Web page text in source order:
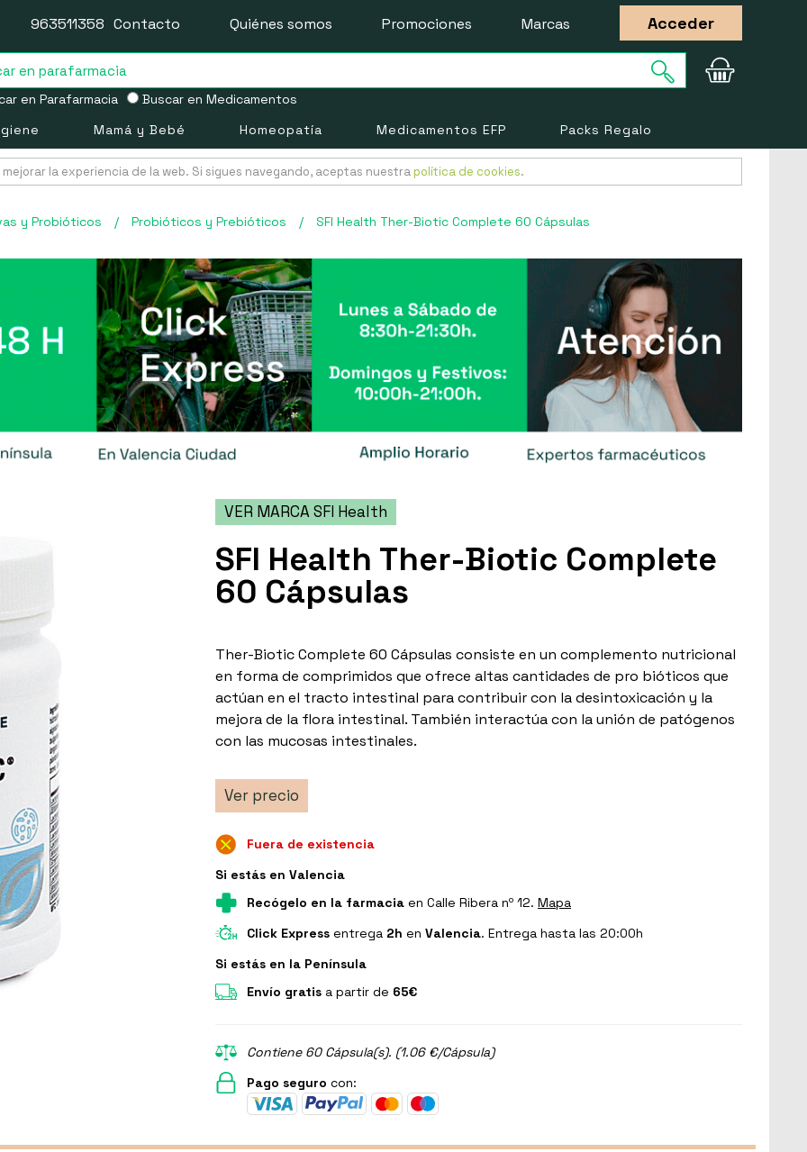
en Parafarmacia Buscar en Medicamentos
963511358 Contacto Quiénes somos Promociones Marcas Acceder
Mamá y Bebé Homeopatía Medicamentos EFP Packs Regalo
mejorar la experiencia de la web. Si sigues navegando, aceptas nuestra política de cookies.
y Probióticos / Probióticos y Prebióticos / SFI Health Ther-Biotic Complete 60 Cápsulas
VER MARCA SFI Health
SFI Health Ther-Biotic Complete
60 Cápsulas
Ther-Biotic Complete 60 Cápsulas consiste en un complemento nutricional
en forma de comprimidos que ofrece altas cantidades de pro bióticos que
actúan en el tracto intestinal para contribuir con la desintoxicación y la
mejora de la flora intestinal. También interactúa con la unión de patógenos
con las mucosas intestinales.
Ver precio
Fuera de existencia
Si estás en Valencia
Recógelo en la farmacia en Calle Ribera nº 12. Mapa
Click Express entrega 2h en Valencia. Entrega hasta las 20:00h
Si estás en la Península
Envío gratis a partir de 65€
Contiene 60 Cápsula(s). (1.06 €/Cápsula)
Pago seguro con: